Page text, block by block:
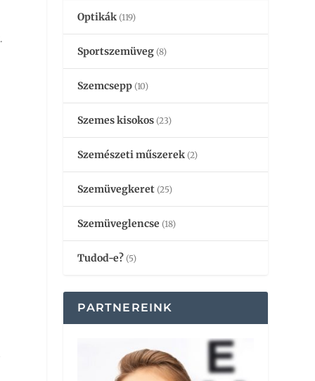
Optikák (119)
Sportszemüveg (8)
Szemcsepp (10)
Szemes kisokos (23)
Szemészeti műszerek (2)
Szemüvegkeret (25)
Szemüveglencse (18)
Tudod-e? (5)
PARTNEREINK